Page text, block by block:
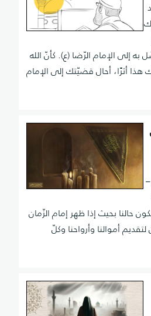
إلى الإمام الرّضا (ع). كأنّ الله
هذا أثرًا، أحال قضيّتك إلى الإمام
حالنا بحيث إذا ظهر إمام الزّمان
أموالنا وأرواحنا وكلّ